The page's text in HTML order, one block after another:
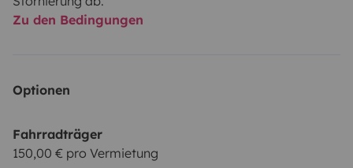
Zu den Bedingungen
Optionen
Fahrradträger
150,00 € pro Vermietung